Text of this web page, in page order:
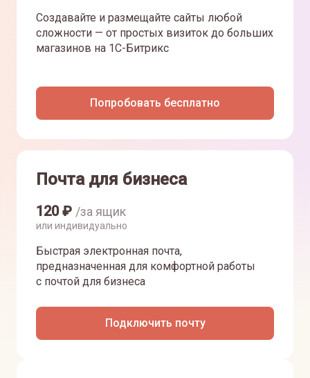
Создавайте и размещайте сайты любой
сложности — от простых визиток до больших
магазинов на 1С-Битрикс
Попробовать бесплатно
Почта для бизнеса
120₽ /за ящик
или индивидуально
Быстрая электронная почта,
предназначенная для комфортной работы
с почтой для бизнеса
Подключить почту